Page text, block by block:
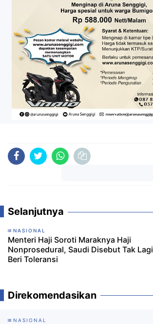
Selanjutnya
NASIONAL
Menteri Haji Soroti Maraknya Haji
Nonprosedural, Saudi Disebut Tak Lagi
Beri Toleransi
Direkomendasikan
NASIONAL